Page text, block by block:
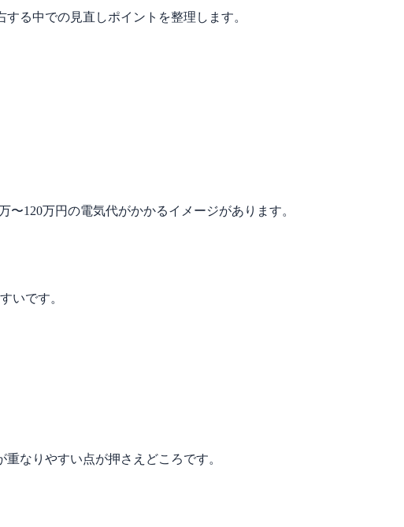
る中での見直しポイントを整理します。
120万円の電気代がかかるイメージがあります。
いです。
なりやすい点が押さえどころです。